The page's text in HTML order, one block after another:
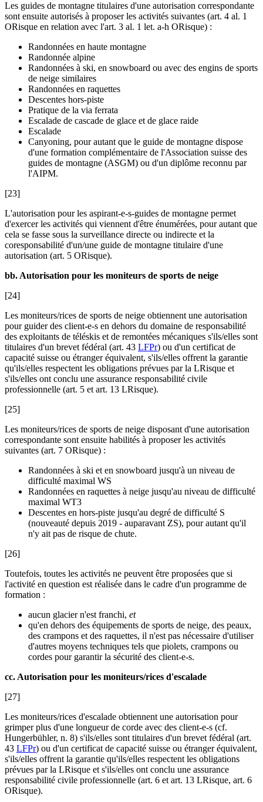
Les guides de montagne titulaires d'une autorisation correspondante
sont ensuite autorisés à proposer les activités suivantes (art. 4 al. 1
ORisque en relation avec l'art. 3 al. 1 let. a-h ORisque) :
Randonnées en haute montagne
Randonnée alpine
Randonnées à ski, en snowboard ou avec des engins de sports
de neige similaires
Randonnées en raquettes
Descentes hors-piste
Pratique de la via ferrata
Escalade de cascade de glace et de glace raide
Escalade
Canyoning, pour autant que le guide de montagne dispose
d'une formation complémentaire de l'Association suisse des
guides de montagne (ASGM) ou d'un diplôme reconnu par
l'AIPM.
[23]
L'autorisation pour les aspirant-e-s-guides de montagne permet
d'exercer les activités qui viennent d'être énumérées, pour autant que
cela se fasse sous la surveillance directe ou indirecte et la
coresponsabilité d'un/une guide de montagne titulaire d'une
autorisation (art. 5 ORisque).
bb. Autorisation pour les moniteurs de sports de neige
[24]
Les moniteurs/rices de sports de neige obtiennent une autorisation
pour guider des client-e-s en dehors du domaine de responsabilité
des exploitants de téléskis et de remontées mécaniques s'ils/elles sont
titulaires d'un brevet fédéral (art. 43 LFPr) ou d'un certificat de
capacité suisse ou étranger équivalent, s'ils/elles offrent la garantie
qu'ils/elles respectent les obligations prévues par la LRisque et
s'ils/elles ont conclu une assurance responsabilité civile
professionnelle (art. 5 et art. 13 LRisque).
[25]
Les moniteurs/rices de sports de neige disposant d'une autorisation
correspondante sont ensuite habilités à proposer les activités
suivantes (art. 7 ORisque) :
Randonnées à ski et en snowboard jusqu'à un niveau de
difficulté maximal WS
Randonnées en raquettes à neige jusqu'au niveau de difficulté
maximal WT3
Descentes en hors-piste jusqu'au degré de difficulté S
(nouveauté depuis 2019 - auparavant ZS), pour autant qu'il
n'y ait pas de risque de chute.
[26]
Toutefois, toutes les activités ne peuvent être proposées que si
l'activité en question est réalisée dans le cadre d'un programme de
formation :
aucun glacier n'est franchi, et
qu'en dehors des équipements de sports de neige, des peaux,
des crampons et des raquettes, il n'est pas nécessaire d'utiliser
d'autres moyens techniques tels que piolets, crampons ou
cordes pour garantir la sécurité des client-e-s.
cc. Autorisation pour les moniteurs/rices d'escalade
[27]
Les moniteurs/rices d'escalade obtiennent une autorisation pour
grimper plus d'une longueur de corde avec des client-e-s (cf.
Hungerbühler, n. 8) s'ils/elles sont titulaires d'un brevet fédéral (art.
43 LFPr) ou d'un certificat de capacité suisse ou étranger équivalent,
s'ils/elles offrent la garantie qu'ils/elles respectent les obligations
prévues par la LRisque et s'ils/elles ont conclu une assurance
responsabilité civile professionnelle (art. 6 et art. 13 LRisque, art. 6
ORisque).